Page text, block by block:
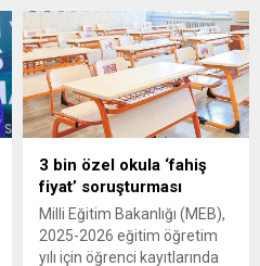
depremine ilişkin "İstanbul
bizi çökertir beyler şaka
etmiyorum. Yani İstanbul
Marmara Bölgesi çökerse
bütün Türkiye diz üstü çöker.
Bunu duymayan duysun. Bu
3 bin özel okula ‘fahiş
fiyat’ soruşturması
Milli Eğitim Bakanlığı (MEB),
2025-2026 eğitim öğretim
yılı için öğrenci kayıtlarında